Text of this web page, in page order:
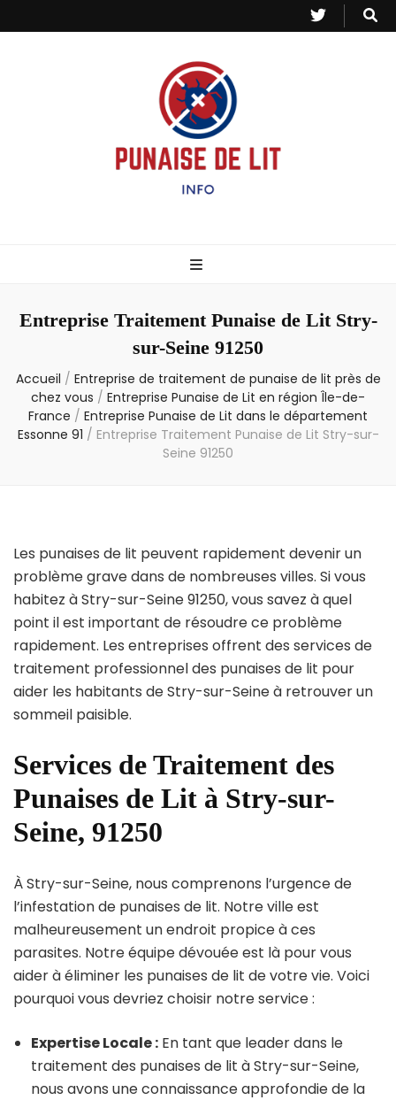
– Info
Entreprise Traitement Punaise de Lit Stry-
sur-Seine 91250
Accueil / Entreprise de traitement de punaise de lit près de
chez vous / Entreprise Punaise de Lit en région Île-de-
France / Entreprise Punaise de Lit dans le département
Essonne 91 / Entreprise Traitement Punaise de Lit Stry-sur-
Seine 91250
Les punaises de lit peuvent rapidement devenir un
problème grave dans de nombreuses villes. Si vous
habitez à Stry-sur-Seine 91250, vous savez à quel
point il est important de résoudre ce problème
rapidement. Les entreprises offrent des services de
traitement professionnel des punaises de lit pour
aider les habitants de Stry-sur-Seine à retrouver un
sommeil paisible.
Services de Traitement des
Punaises de Lit à Stry-sur-
Seine, 91250
À Stry-sur-Seine, nous comprenons l’urgence de
l’infestation de punaises de lit. Notre ville est
malheureusement un endroit propice à ces
parasites. Notre équipe dévouée est là pour vous
aider à éliminer les punaises de lit de votre vie. Voici
pourquoi vous devriez choisir notre service :
Expertise Locale : En tant que leader dans le
traitement des punaises de lit à Stry-sur-Seine,
nous avons une connaissance approfondie de la